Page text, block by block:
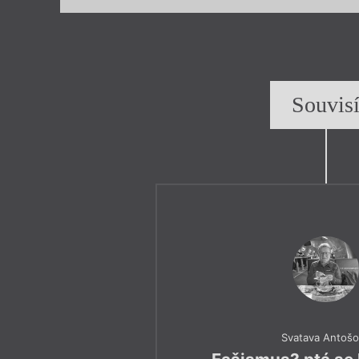
Souvisí
Svatava